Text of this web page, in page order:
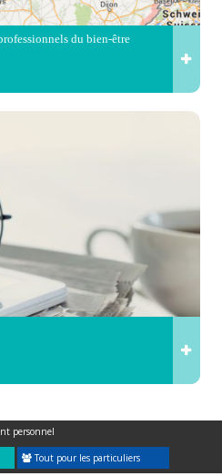
du bien-être
personnel
Tout pour les particuliers